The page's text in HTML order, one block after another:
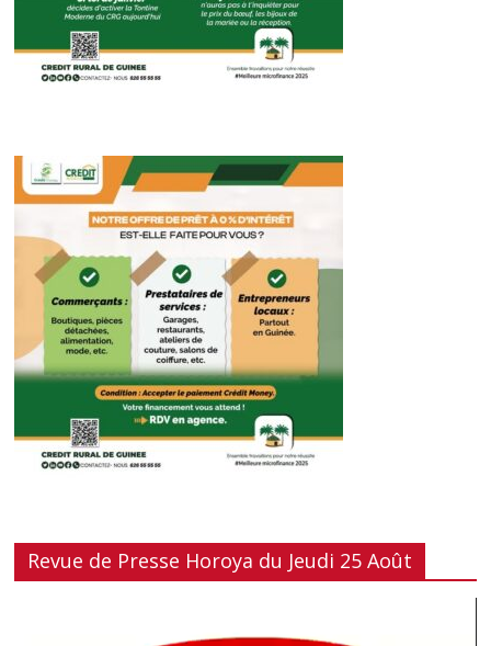
Revue de Presse Horoya du Jeudi 25 Août